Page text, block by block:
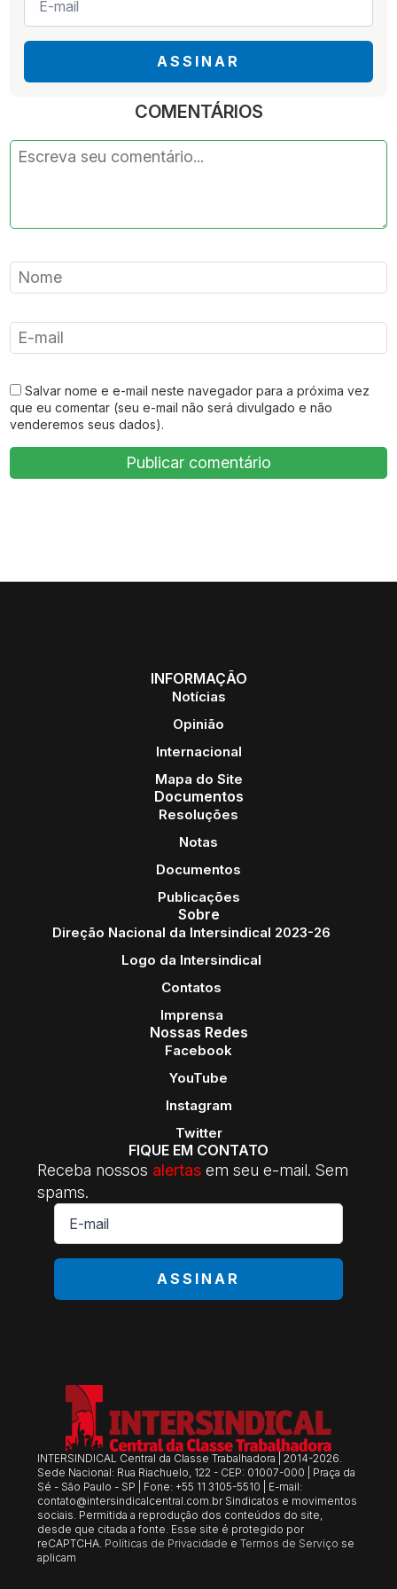
mail
ASSINAR
COMENTÁRIOS
Salvar nome e e-mail neste navegador para a próxima vez
que eu comentar (seu e-mail não será divulgado e não
venderemos seus dados).
INFORMAÇÃO
Notícias
Opinião
Internacional
Mapa do Site
Documentos
Resoluções
Notas
Documentos
Publicações
Sobre
Direção Nacional da Intersindical 2023-26
Logo da Intersindical
Contatos
Imprensa
Nossas Redes
Facebook
YouTube
Instagram
Twitter
FIQUE EM CONTATO
Receba nossos alertas em seu e-mail. Sem
spams.
E-
mail
ASSINAR
INTERSINDICAL Central da Classe Trabalhadora | 2014-2026.
Sede Nacional: Rua Riachuelo, 122 - CEP: 01007-000 | Praça da
Sé - São Paulo - SP | Fone: +55 11 3105-5510 | E-mail:
contato@intersindicalcentral.com.br Sindicatos e movimentos
sociais. Permitida a reprodução dos conteúdos do site,
desde que citada a fonte. Esse site é protegido por
reCAPTCHA. Políticas de Privacidade eTermos de Serviço se
aplicam